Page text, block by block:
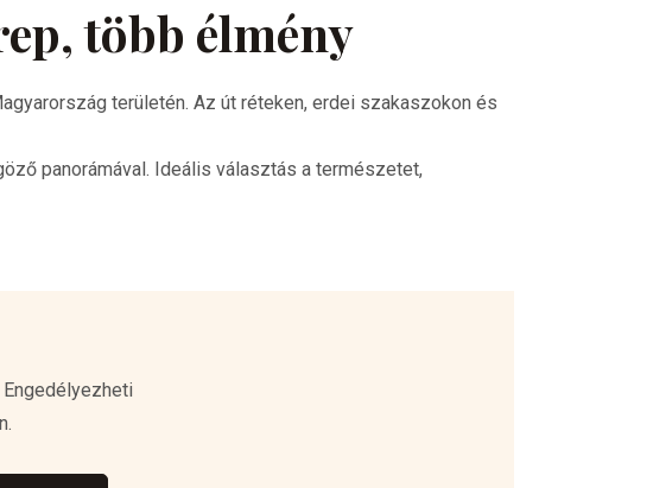
több élmény
területén. Az út réteken, erdei szakaszokon és
panorámával. Ideális választás a természetet,